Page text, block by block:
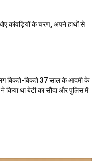
कांवड़ियों के चरण, अपने हाथों से
बिकते-बिकते 37 साल के आदमी के
किया था बेटी का सौदा और पुलिस में